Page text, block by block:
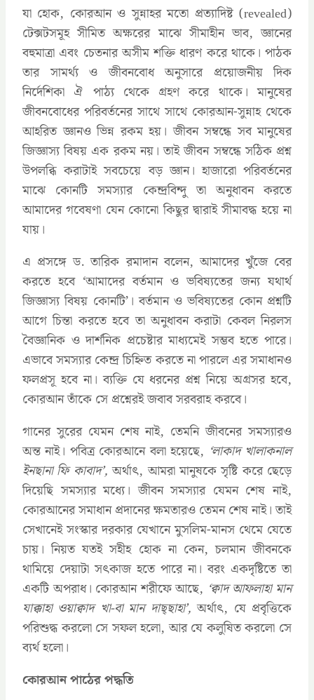
যা হোক, কোরআন ও সুন্নাহর মতো প্রত্যাদিষ্ট (revealed)
টেক্সটসমূহ সীমিত অক্ষরের মাঝে সীমাহীন ভাব, জ্ঞানের
বহুমাত্রা এবং চেতনার অসীম শক্তি ধারণ করে থাকে। পাঠক
তার সামর্থ্য ও জীবনবোধ অনুসারে প্রয়োজনীয় দিক
নির্দেশিকা ঐ পাঠ্য থেকে গ্রহণ করে থাকে। মানুষের
জীবনবোধের পরিবর্তনের সাথে সাথে কোরআন-সুন্নাহ থেকে
আহরিত জ্ঞানও ভিন্ন রকম হয়। জীবন সম্বন্ধে সব মানুষের
জিজ্ঞাস্য বিষয় এক রকম নয়। তাই জীবন সম্বন্ধে সঠিক প্রশ্ন
উপলব্ধি করাটাই সবচেয়ে বড় জ্ঞান। হাজারো পরিবর্তনের
মাঝে কোনটি সমস্যার কেন্দ্রবিন্দু তা অনুধাবন করতে
আমাদের গবেষণা যেন কোনো কিছুর দ্বারাই সীমাবদ্ধ হয়ে না
যায়।
এ প্রসঙ্গে ড. তারিক রমাদান বলেন, আমাদের খুঁজে বের
করতে হবে ‌‘আমাদের বর্তমান ও ভবিষ্যতের জন্য যথার্থ
জিজ্ঞাস্য বিষয় কোনটি’। বর্তমান ও ভবিষ্যতের কোন প্রশ্নটি
আগে চিন্তা করতে হবে তা অনুধাবন করাটা কেবল নিরলস
বৈজ্ঞানিক ও দার্শনিক প্রচেষ্টার মাধ্যমেই সম্ভব হতে পারে।
এভাবে সমস্যার কেন্দ্র চিহ্নিত করতে না পারলে এর সমাধানও
ফলপ্রসূ হবে না। ব্যক্তি যে ধরনের প্রশ্ন নিয়ে অগ্রসর হবে,
কোরআন তাঁকে সে প্রশ্নেরই জবাব সরবরাহ করবে।
গানের সুরের যেমন শেষ নাই, তেমনি জীবনের সমস্যারও
অন্ত নাই। পবিত্র কোরআনে বলা হয়েছে, ‘লাকাদ খালাকনাল
ইনছানা ফি কাবাদ’, অর্থাৎ, আমরা মানুষকে সৃষ্টি করে ছেড়ে
দিয়েছি সমস্যার মধ্যে। জীবন সমস্যার যেমন শেষ নাই,
কোরআনের সমাধান প্রদানের ক্ষমতারও তেমন শেষ নাই। তাই
সেখানেই সংস্কার দরকার যেখানে মুসলিম-মানস থেমে যেতে
চায়। নিয়ত যতই সহীহ হোক না কেন, চলমান জীবনকে
থামিয়ে দেয়াটা সৎকাজ হতে পারে না। বরং একদৃষ্টিতে তা
একটি অপরাধ। কোরআন শরীফে আছে, ‘ক্বাদ আফলাহা মান
যাক্কাহা ওয়াক্বাদ খা-বা মান দাছ্ছাহা’, অর্থাৎ, যে প্রবৃত্তিকে
পরিশুদ্ধ করলো সে সফল হলো, আর যে কলুষিত করলো সে
ব্যর্থ হলো।
কোরআন পাঠের পদ্ধতি